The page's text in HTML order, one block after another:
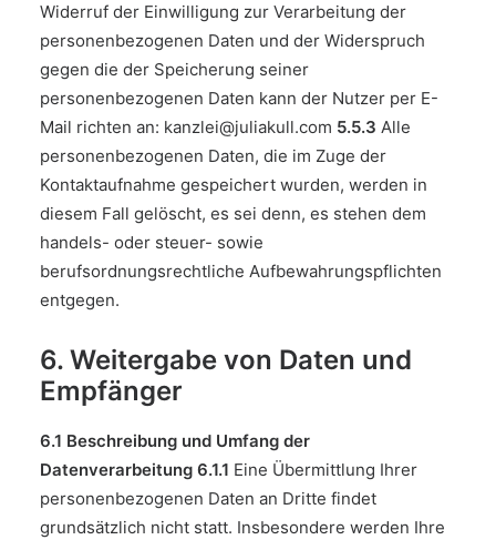
Widerruf der Einwilligung zur Verarbeitung der
personenbezogenen Daten und der Widerspruch
gegen die der Speicherung seiner
personenbezogenen Daten kann der Nutzer per E-
Mail richten an: kanzlei@juliakull.com 5.5.3 Alle
personenbezogenen Daten, die im Zuge der
Kontaktaufnahme gespeichert wurden, werden in
diesem Fall gelöscht, es sei denn, es stehen dem
handels- oder steuer- sowie
berufsordnungsrechtliche Aufbewahrungspflichten
entgegen.
6. Weitergabe von Daten und
Empfänger
6.1 Beschreibung und Umfang der
Datenverarbeitung 6.1.1 Eine Übermittlung Ihrer
personenbezogenen Daten an Dritte findet
grundsätzlich nicht statt. Insbesondere werden Ihre